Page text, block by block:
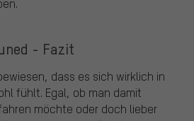
- Fazit
dass es sich wirklich in
fühlt. Egal, ob man damit
möchte oder doch lieber